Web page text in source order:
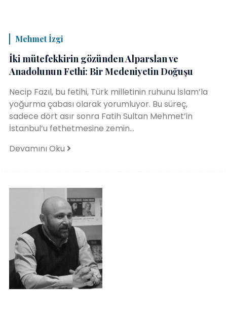
Mehmet İzgi
İki mütefekkirin gözünden Alparslan ve
Anadolunun Fethi: Bir Medeniyetin Doğuşu
Necip Fazıl, bu fetihi, Türk milletinin ruhunu İslam’la
yoğurma çabası olarak yorumluyor. Bu süreç,
sadece dört asır sonra Fatih Sultan Mehmet’in
İstanbul’u fethetmesine zemin...
Devamını Oku